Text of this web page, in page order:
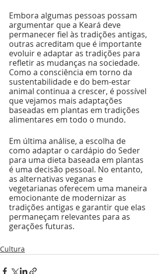
Embora algumas pessoas possam
argumentar que a Keará deve
permanecer fiel às tradições antigas,
outras acreditam que é importante
evoluir e adaptar as tradições para
refletir as mudanças na sociedade.
Como a consciência em torno da
sustentabilidade e do bem-estar
animal continua a crescer, é possível
que vejamos mais adaptações
baseadas em plantas em tradições
alimentares em todo o mundo.
Em última análise, a escolha de
como adaptar o cardápio do Seder
para uma dieta baseada em plantas
é uma decisão pessoal. No entanto,
as alternativas veganas e
vegetarianas oferecem uma maneira
emocionante de modernizar as
tradições antigas e garantir que elas
permaneçam relevantes para as
gerações futuras.
Cultura